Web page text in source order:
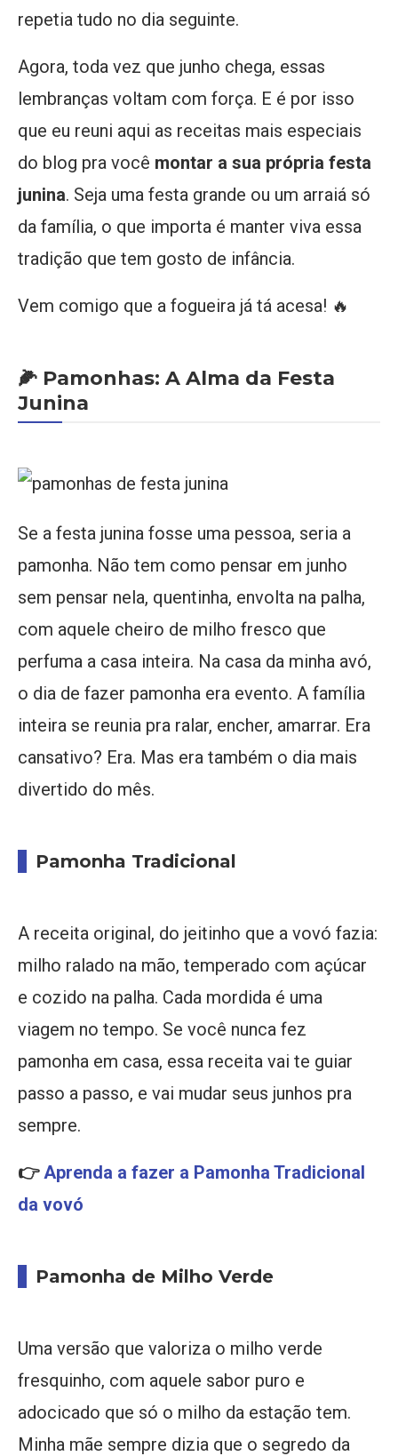
repetia tudo no dia seguinte.
Agora, toda vez que junho chega, essas
lembranças voltam com força. E é por isso
que eu reuni aqui as receitas mais especiais
do blog pra você montar a sua própria festa
junina. Seja uma festa grande ou um arraiá só
da família, o que importa é manter viva essa
tradição que tem gosto de infância.
Vem comigo que a fogueira já tá acesa! 🔥
🌽 Pamonhas: A Alma da Festa
Junina
Se a festa junina fosse uma pessoa, seria a
pamonha. Não tem como pensar em junho
sem pensar nela, quentinha, envolta na palha,
com aquele cheiro de milho fresco que
perfuma a casa inteira. Na casa da minha avó,
o dia de fazer pamonha era evento. A família
inteira se reunia pra ralar, encher, amarrar. Era
cansativo? Era. Mas era também o dia mais
divertido do mês.
Pamonha Tradicional
A receita original, do jeitinho que a vovó fazia:
milho ralado na mão, temperado com açúcar
e cozido na palha. Cada mordida é uma
viagem no tempo. Se você nunca fez
pamonha em casa, essa receita vai te guiar
passo a passo, e vai mudar seus junhos pra
sempre.
👉Aprenda a fazer a Pamonha Tradicional
da vovó
Pamonha de Milho Verde
Uma versão que valoriza o milho verde
fresquinho, com aquele sabor puro e
adocicado que só o milho da estação tem.
Minha mãe sempre dizia que o segredo da